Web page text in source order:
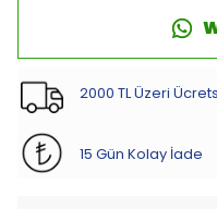
2000 TL Üzeri
15 Gün Kolay İade